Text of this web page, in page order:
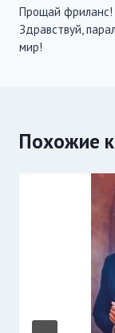
по
записям
Прощай фриланс!
Здравствуй,
мир!
Похожие